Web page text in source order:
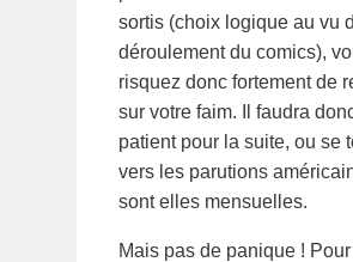
sortis (choix logique au vu
déroulement du comics),
risquez donc fortement de
sur votre faim. Il faudra
patient pour la suite, ou se
vers les parutions
sont elles mensuelles.
Mais pas de panique ! Pour